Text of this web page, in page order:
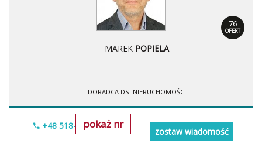
76
OFERT
MAREK POPIELA
DORADCA DS. NIERUCHOMOŚCI
pokaż nr
+48 518-967-677
zostaw wiadomość